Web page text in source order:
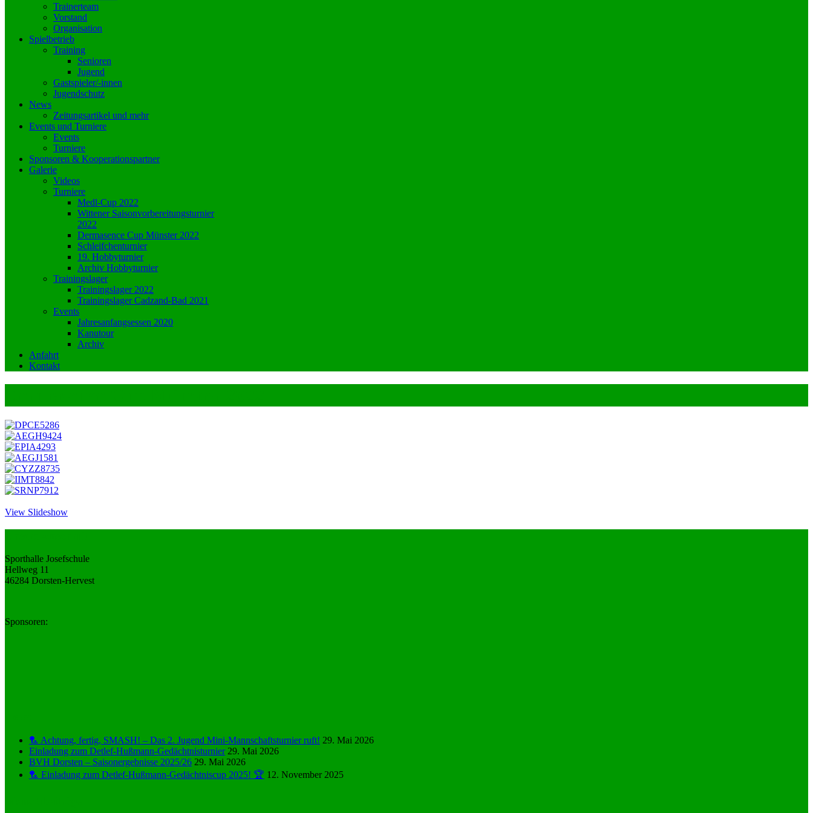
Trainerteam
Vorstand
Organisation
Spielbetrieb
Training
Senioren
Jugend
Gastspieler/-innen
Jugendschutz
News
Zeitungsartikel und mehr
Events und Turniere
Events
Turniere
Sponsoren & Kooperationspartner
Galerie
Videos
Turniere
Medl-Cup 2022
Wittener Saisonvorbereitungsturnier
2022
Dermasence Cup Münster 2022
Schleifchenturnier
19. Hobbyturnier
Archiv Hobbyturnier
Trainingslager
Trainingslager 2022
Trainingslager Cadzand-Bad 2021
Events
Jahresanfangsessen 2020
Kanutour
Archiv
Anfahrt
Kontakt
View Slideshow
Sporthalle Josefschule
Hellweg 11
46284 Dorsten-Hervest
Sponsoren:
🏸 Achtung, fertig, SMASH! – Das 2. Jugend Mini-Mannschaftsturnier ruft! 29. Mai 2026
Einladung zum Detlef-Hußmann-Gedächtnisturnier 29. Mai 2026
BVH Dorsten – Saisonergebnisse 2025/26 29. Mai 2026
🏸 Einladung zum Detlef-Hußmann-Gedächtniscup 2025! 🏆 12. November 2025